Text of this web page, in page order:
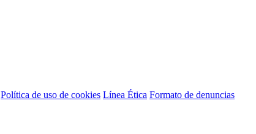
Política de uso de cookies Línea Ética Formato de denuncias